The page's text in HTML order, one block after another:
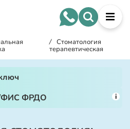
/ Стоматология
терапевтическая
ФИС ФРДО
i